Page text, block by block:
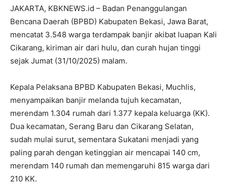
JAKARTA, KBKNEWS.id – Badan Penanggulangan
Bencana Daerah (BPBD) Kabupaten Bekasi, Jawa Barat,
mencatat 3.548 warga terdampak banjir akibat luapan Kali
Cikarang, kiriman air dari hulu, dan curah hujan tinggi
sejak Jumat (31/10/2025) malam.
Kepala Pelaksana BPBD Kabupaten Bekasi, Muchlis,
menyampaikan banjir melanda tujuh kecamatan,
merendam 1.304 rumah dari 1.377 kepala keluarga (KK).
Dua kecamatan, Serang Baru dan Cikarang Selatan,
sudah mulai surut, sementara Sukatani menjadi yang
paling parah dengan ketinggian air mencapai 140 cm,
merendam 140 rumah dan memengaruhi 815 warga dari
210 KK.